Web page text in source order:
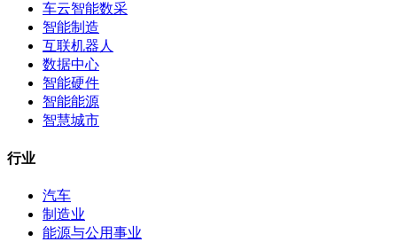
车云智能数采
智能制造
互联机器人
数据中心
智能硬件
智能能源
智慧城市
行业
汽车
制造业
能源与公用事业